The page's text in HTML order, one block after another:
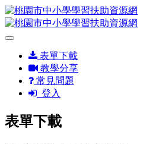
表單下載
教學分享
常見問題
登入
表單下載